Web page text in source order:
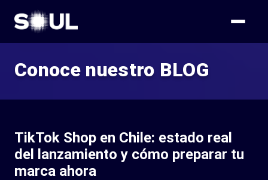
Conoce nuestro BLOG
TikTok Shop en Chile: estado real
del lanzamiento y cómo preparar tu
marca ahora